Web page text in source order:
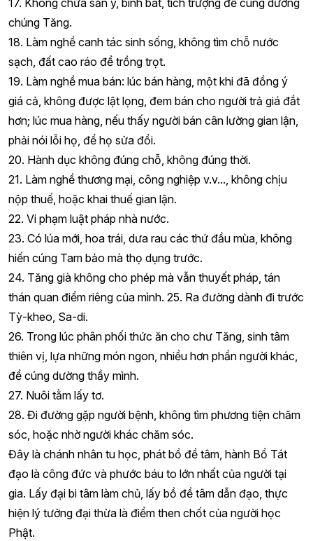
17. Không chứa sẵn y, bình bát, tích trượng để cúng dường
chúng Tăng.
18. Làm nghề canh tác sinh sống, không tìm chỗ nước
sạch, đất cao ráo để trồng trọt.
19. Làm nghề mua bán: lúc bán hàng, một khi đã đồng ý
giá cả, không được lật lọng, đem bán cho người trả giá đắt
hơn; lúc mua hàng, nếu thấy người bán cân lường gian lận,
phải nói lỗi họ, để họ sửa đổi.
20. Hành dục không đúng chỗ, không đúng thời.
21. Làm nghề thương mại, công nghiệp v.v..., không chịu
nộp thuế, hoặc khai thuế gian lận.
22. Vi phạm luật pháp nhà nước.
23. Có lúa mới, hoa trái, dưa rau các thứ đầu mùa, không
hiến cúng Tam bảo mà thọ dụng trước.
24. Tăng già không cho phép mà vẫn thuyết pháp, tán
thán quan điểm riêng của mình. 25. Ra đường dành đi trước
Tỳ-kheo, Sa-di.
26. Trong lúc phân phối thức ăn cho chư Tăng, sinh tâm
thiên vị, lựa những món ngon, nhiều hơn phần người khác,
để cúng dường thầy mình.
27. Nuôi tằm lấy tơ.
28. Đi đường gặp người bệnh, không tìm phương tiện chăm
sóc, hoặc nhờ người khác chăm sóc.
Đây là chánh nhân tu học, phát bồ đề tâm, hành Bồ Tát
đạo là công đức và phước báu to lớn nhất của người tại
gia. Lấy đại bi tâm làm chủ, lấy bồ đề tâm dẫn đạo, thực
hiện lý tưởng đại thừa là điểm then chốt của người học
Phật.